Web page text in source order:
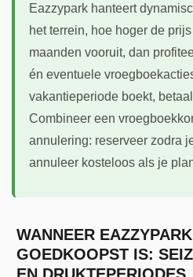
Eazzypark hanteert
het terrein, hoe hoger de
maanden vooruit, dan
én eventuele
vakantieperiode boekt,
Combineer een
annulering: reserveer zodra
annuleer kosteloos als je
WANNEER
GOEDKOOPST IS: